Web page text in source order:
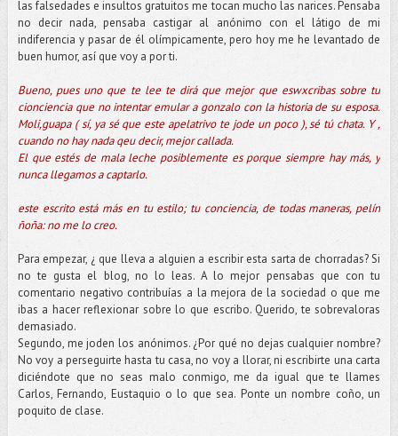
las falsedades e insultos gratuitos me tocan mucho las narices. Pensaba
no decir nada, pensaba castigar al anónimo con el látigo de mi
indiferencia y pasar de él olímpicamente, pero hoy me he levantado de
buen humor, así que voy a por ti.
Bueno, pues uno que te lee te dirá que mejor que eswxcribas sobre tu
cionciencia que no intentar emular a gonzalo con la historia de su esposa.
Moli,guapa ( sí, ya sé que este apelatrivo te jode un poco ), sé tú chata. Y ,
cuando no hay nada qeu decir, mejor callada.
El que estés de mala leche posiblemente es porque siempre hay más, y
nunca llegamos a captarlo.
este escrito está más en tu estilo; tu conciencia, de todas maneras, pelín
ñoña: no me lo creo.
Para empezar, ¿ que lleva a alguien a escribir esta sarta de chorradas? Si
no te gusta el blog, no lo leas. A lo mejor pensabas que con tu
comentario negativo contribuías a la mejora de la sociedad o que me
ibas a hacer reflexionar sobre lo que escribo. Querido, te sobrevaloras
demasiado.
Segundo, me joden los anónimos. ¿Por qué no dejas cualquier nombre?
No voy a perseguirte hasta tu casa, no voy a llorar, ni escribirte una carta
diciéndote que no seas malo conmigo, me da igual que te llames
Carlos, Fernando, Eustaquio o lo que sea. Ponte un nombre coño, un
poquito de clase.